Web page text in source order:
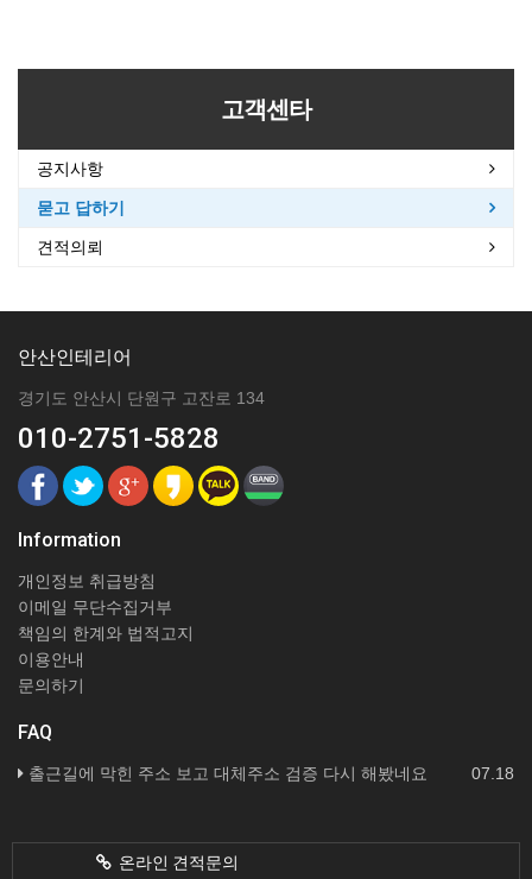
고객센타
공지사항
묻고 답하기
견적의뢰
안산인테리어
경기도 안산시 단원구 고잔로 134
010-2751-5828
Information
개인정보 취급방침
이메일 무단수집거부
책임의 한계와 법적고지
이용안내
문의하기
FAQ
07.18
출근길에 막힌 주소 보고 대체주소 검증 다시 해봤네요
온라인 견적문의